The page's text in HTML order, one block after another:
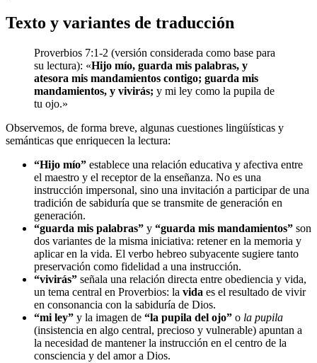
Texto y variantes de traducción
Proverbios 7:1-2 (versión considerada como base para
su lectura): «Hijo mío, guarda mis palabras, y
atesora mis mandamientos contigo; guarda mis
mandamientos, y vivirás; y mi ley como la pupila de
tu ojo.»
Observemos, de forma breve, algunas cuestiones lingüísticas y
semánticas que enriquecen la lectura:
“Hijo mío” establece una relación educativa y afectiva entre
el maestro y el receptor de la enseñanza. No es una
instrucción impersonal, sino una invitación a participar de una
tradición de sabiduría que se transmite de generación en
generación.
“guarda mis palabras” y “guarda mis mandamientos” son
dos variantes de la misma iniciativa: retener en la memoria y
aplicar en la vida. El verbo hebreo subyacente sugiere tanto
preservación como fidelidad a una instrucción.
“vivirás” señala una relación directa entre obediencia y vida,
un tema central en Proverbios: la vida es el resultado de vivir
en consonancia con la sabiduría de Dios.
“mi ley” y la imagen de “la pupila del ojo” o la pupila
(insistencia en algo central, precioso y vulnerable) apuntan a
la necesidad de mantener la instrucción en el centro de la
consciencia y del amor a Dios.